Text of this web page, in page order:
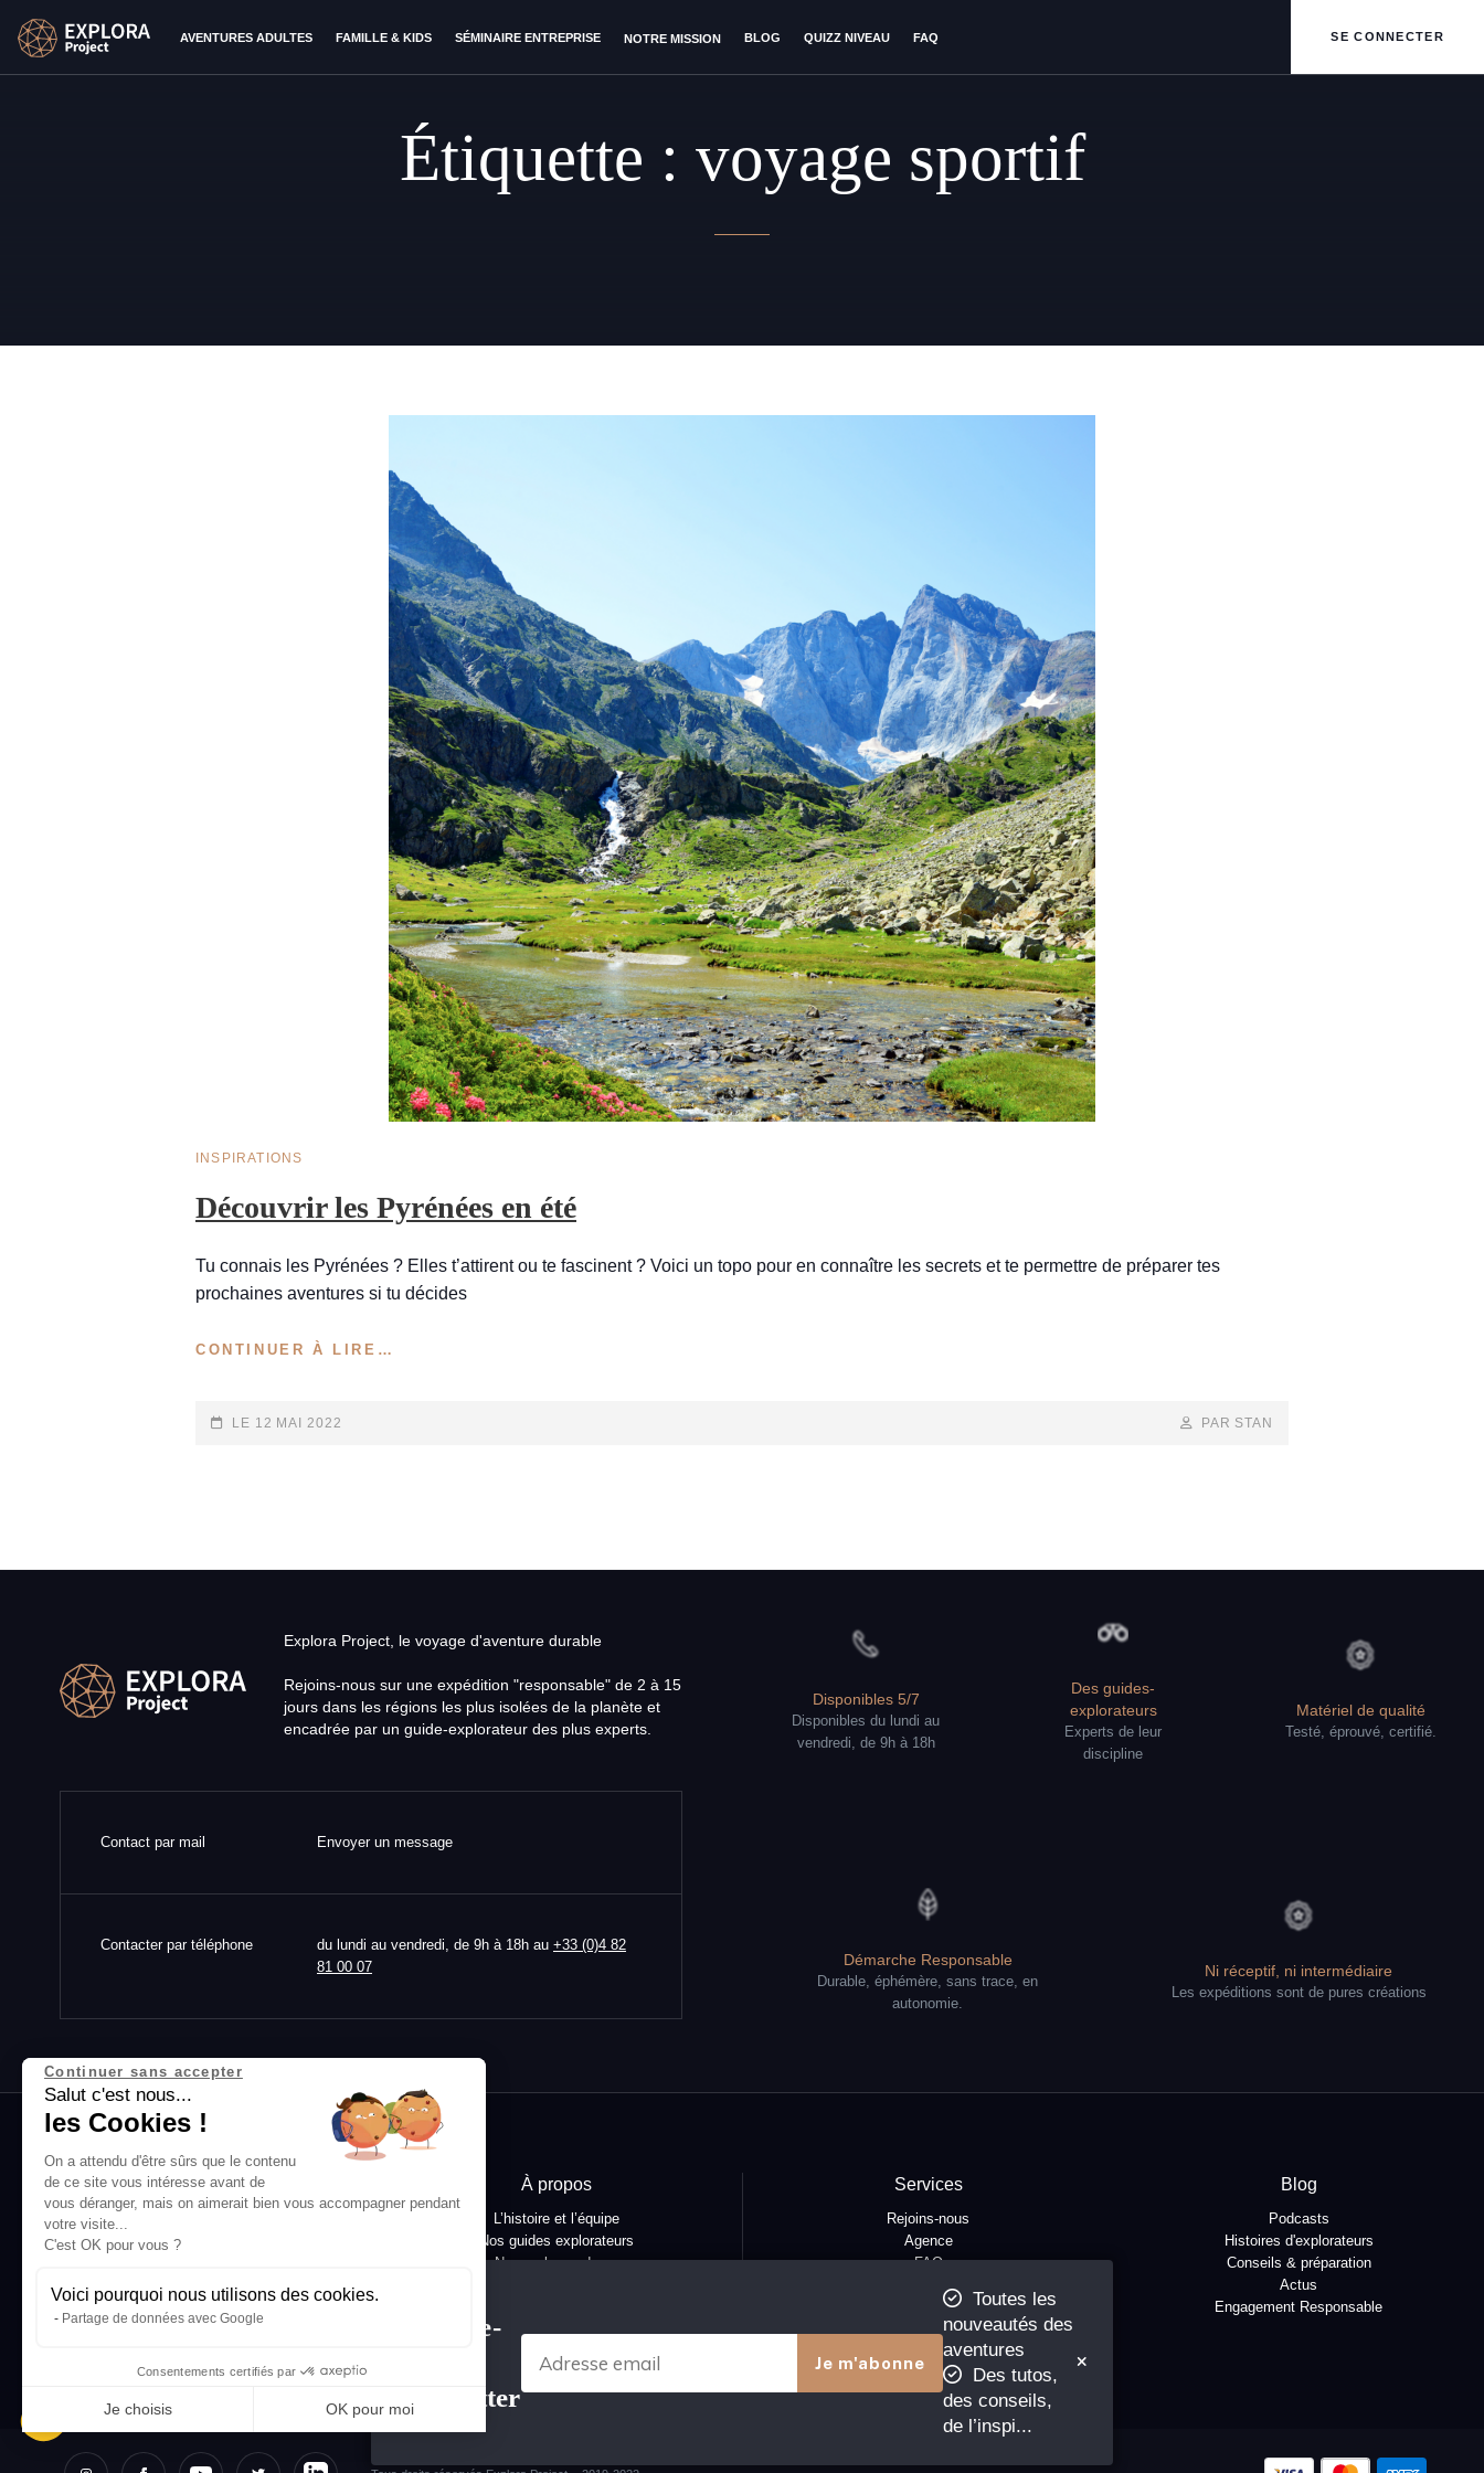
AVENTURES ADULTES FAMILLE & KIDS SÉMINAIRE ENTREPRISE NOTRE MISSION BLOG QUIZZ NIVEAU FAQ SE CONNECTER
Abonne-
newsletter
Toutes les
nouveautés des
aventures
Des tutos,
des conseils,
de l’inspi...
Étiquette : voyage sportif
CAT
INSPIRATIONS
Découvrir les Pyrénées en été
Tu connais les Pyrénées ? Elles t’attirent ou te fascinent ? Voici un topo pour en connaître les secrets et te permettre de préparer tes
prochaines aventures si tu décides
CONTINUER À LIRE…
POSTED-
LE 12 MAI 2022
BY
BYLINEPAR STAN
Explora Project, le voyage d'aventure durable
Rejoins-nous sur une expédition "responsable" de 2 à 15
jours dans les régions les plus isolées de la planète et
encadrée par un guide-explorateur des plus experts.
Contact par mail Envoyer un message
Contacter par téléphone du lundi au vendredi, de 9h à 18h au +33 (0)4 82
81 00 07
Disponibles 5/7
Disponibles du lundi au
vendredi, de 9h à 18h
Des guides-
explorateurs
Experts de leur
discipline
Matériel de qualité
Testé, éprouvé, certifié.
Démarche Responsable
Durable, éphémère, sans trace, en
autonomie.
Ni réceptif, ni intermédiaire
Les expéditions sont de pures créations
À propos
L’histoire et l’équipe
Nos guides explorateurs
Nos ambassadeurs
Conditions générales d'utilisation
Services
Rejoins-nous
Agence
FAQ
Blog
Podcasts
Histoires d'explorateurs
Conseils & préparation
Actus
Engagement Responsable
Continuer sans accepter
Salut c'est nous...
les Cookies !
On a attendu d'être sûrs que le contenu
de ce site vous intéresse avant de
vous déranger, mais on aimerait bien vous accompagner pendant
votre visite...
C'est OK pour vous ?
Voici pourquoi nous utilisons des cookies.
Partage de données avec Google
Consentements certifiés par
Je choisis OK pour moi
Axeptio consent
Plateforme de Gestion du Consentement : Personnalisez vos Options